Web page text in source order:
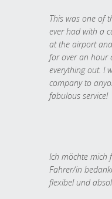
This was one of
ever had with a
at the airport
for over an hour
everything out. I
company to
fabulous service!
Ich möchte mich
Fahrer/in
flexibel und